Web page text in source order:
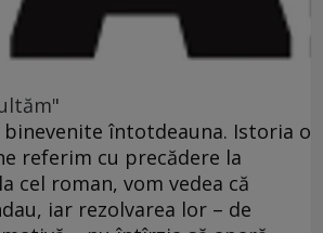
întotdeauna. Istoria o
referim cu precădere la
cel roman, vom vedea că
iar rezolvarea lor – de